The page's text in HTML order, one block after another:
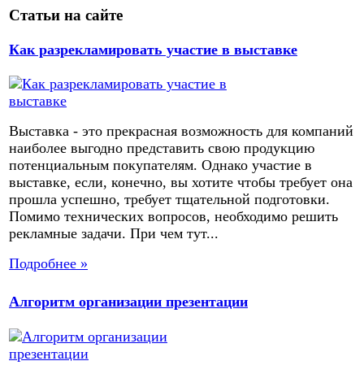
Статьи на сайте
Как разрекламировать участие в выставке
Выставка - это прекрасная возможность для компаний
наиболее выгодно представить свою продукцию
потенциальным покупателям. Однако участие в
выставке, если, конечно, вы хотите чтобы требует она
прошла успешно, требует тщательной подготовки.
Помимо технических вопросов, необходимо решить
рекламные задачи. При чем тут...
Подробнее »
Алгоритм организации презентации